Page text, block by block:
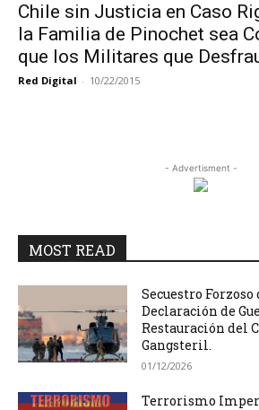
Chile sin Justicia en Caso
la Familia de Pinochet sea
que los Militares que
Red Digital - 10/22/2015
- Advertisment -
MOST READ
Secuestro Forzoso
Declaración de
Restauración del
Gangsteril.
01/12/2026
Terrorismo